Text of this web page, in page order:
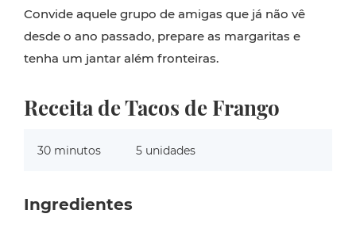
Convide aquele grupo de amigas que já não vê
desde o ano passado, prepare as margaritas e
tenha um jantar além fronteiras.
Receita de Tacos de Frango
30 minutos 5 unidades
Ingredientes